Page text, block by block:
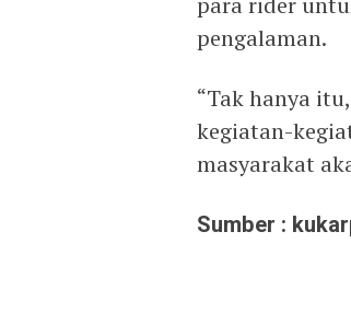
pengalaman.
“Tak hanya
kegiatan-
masyarakat
Sumber :